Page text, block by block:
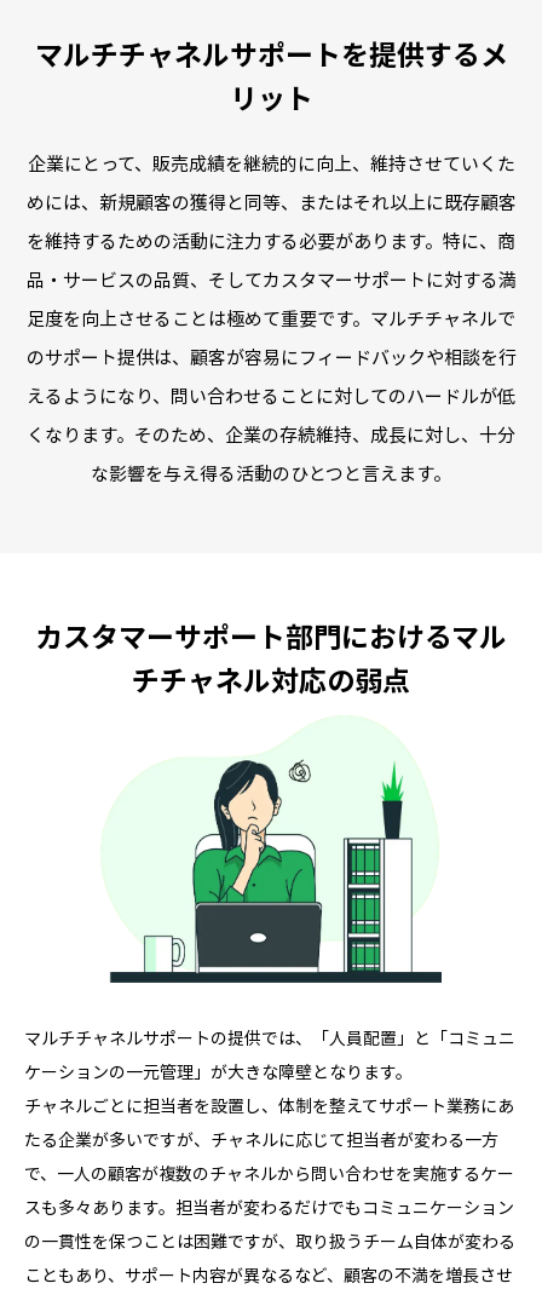
マルチチャネルサポートを提供するメ
リット
企業にとって、販売成績を継続的に向上、維持させていくた
めには、新規顧客の獲得と同等、 またはそれ以上に既存顧客
を維持するための活動に注力する必要があります。 特に、商
品・サービスの品質、そしてカスタマーサポートに対する満
足度を向上させることは極めて重要です。 マルチチャネルで
のサポート提供は、顧客が容易にフィードバックや相談を行
えるようになり、 問い合わせることに対してのハードルが低
くなります。 そのため、企業の存続維持、成長に対し、十分
な影響を与え得る活動のひとつと言えます。
カスタマーサポート部門におけるマル
チチャネル対応の弱点
マルチチャネルサポートの提供では、「人員配置」と「コミュニ
ケーションの一元管理」が大きな障壁となります。
チャネルごとに担当者を設置し、体制を整えてサポート業務にあ
たる企業が多いですが、チャネルに応じて担当者が変わる一方
で、一人の顧客が複数のチャネルから問い合わせを実施するケー
スも多々あります。担当者が変わるだけでもコミュニケーション
の一貫性を保つことは困難ですが、取り扱うチーム自体が変わる
こともあり、サポート内容が異なるなど、顧客の不満を増長させ